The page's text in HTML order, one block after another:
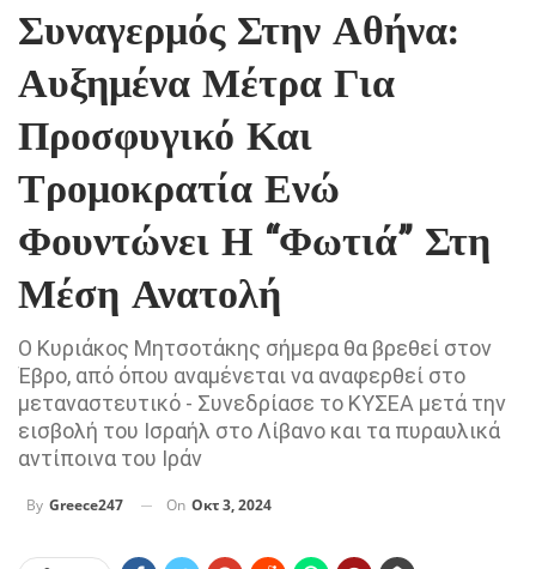
Συναγερμός Στην Αθήνα:
Αυξημένα Μέτρα Για
Προσφυγικό Και
Τρομοκρατία Ενώ
Φουντώνει Η “φωτιά” Στη
Μέση Ανατολή
Ο Κυριάκος Μητσοτάκης σήμερα θα βρεθεί στον
Έβρο, από όπου αναμένεται να αναφερθεί στο
μεταναστευτικό - Συνεδρίασε το ΚΥΣΕΑ μετά την
εισβολή του Ισραήλ στο Λίβανο και τα πυραυλικά
αντίποινα του Ιράν
By Greece247 On Οκτ 3, 2024